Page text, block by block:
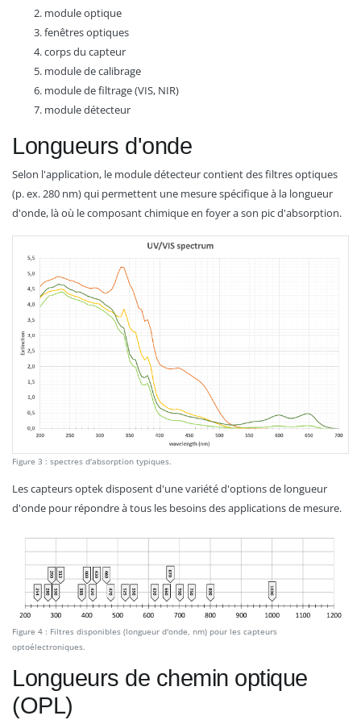
module optique
fenêtres optiques
corps du capteur
module de calibrage
module de filtrage (VIS, NIR)
module détecteur
Longueurs d'onde
Selon l'application, le module détecteur contient des filtres optiques
(p. ex. 280 nm) qui permettent une mesure spécifique à la longueur
d'onde, là où le composant chimique en foyer a son pic d'absorption.
Figure 3 : spectres d'absorption typiques.
Les capteurs optek disposent d'une variété d'options de longueur
d'onde pour répondre à tous les besoins des applications de mesure.
Figure 4 : Filtres disponibles (longueur d'onde, nm) pour les capteurs
optoélectroniques.
Longueurs de chemin optique
(OPL)